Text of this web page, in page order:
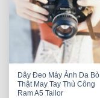
Dây Đeo Máy Ảnh Da Bò
Thật May Tay Thủ Công
Ram A5 Tailor